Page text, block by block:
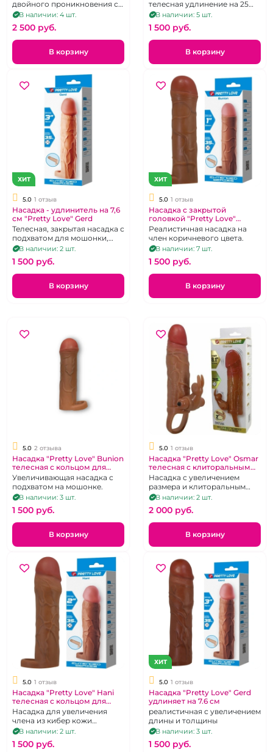
двойного проникновения с
подхватом для мошонки,
гибкая, черная
В наличии: 4 шт.
2 500 pуб.
В корзину
телесная удлинение на 25
ммВ наличии: 5 шт.
1 500 pуб.
В корзину
ХИТ
5.0 1 отзыв
Насадка - удлинитель на 7,6
см "Pretty Love" Gerd
Телесная, закрытая насадка с
подхватом для мошонки,
увеличение на 76 мм
В наличии: 2 шт.
1 500 pуб.
В корзину
ХИТ
5.0 1 отзыв
Насадка с закрытой
головкой "Pretty Love"
Bunion телесная с кольцом
для мошонки удлинение на
25 мм
Реалистичная насадка на
член коричневого цвета.
В наличии: 7 шт.
1 500 pуб.
В корзину
5.0 2 отзыва
Насадка "Pretty Love" Bunion
телесная с кольцом для
мошонки удлинение на 25
мм
Увеличивающая насадка с
подхватом на мошонке.
В наличии: 3 шт.
1 500 pуб.
В корзину
5.0 1 отзыв
Насадка "Pretty Love" Osmar
телесная с клиторальным
стимулятором
Насадка с увеличением
размера и клиторальным
стимулятором с вибрацией.
В наличии: 2 шт.
2 000 pуб.
В корзину
5.0 1 отзыв
Насадка "Pretty Love" Hani
телесная с кольцом для
мошонки
Насадка для увеличения
члена из кибер кожи
темного цвета.
В наличии: 2 шт.
1 500 pуб.
ХИТ
5.0 1 отзыв
Насадка "Pretty Love" Gerd
удлиняет на 7.6 см
реалистичная с увеличением
длины и толщины
В наличии: 3 шт.
1 500 pуб.